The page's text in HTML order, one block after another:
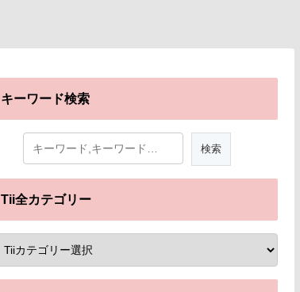
キーワード検索
Tii全カテゴリー